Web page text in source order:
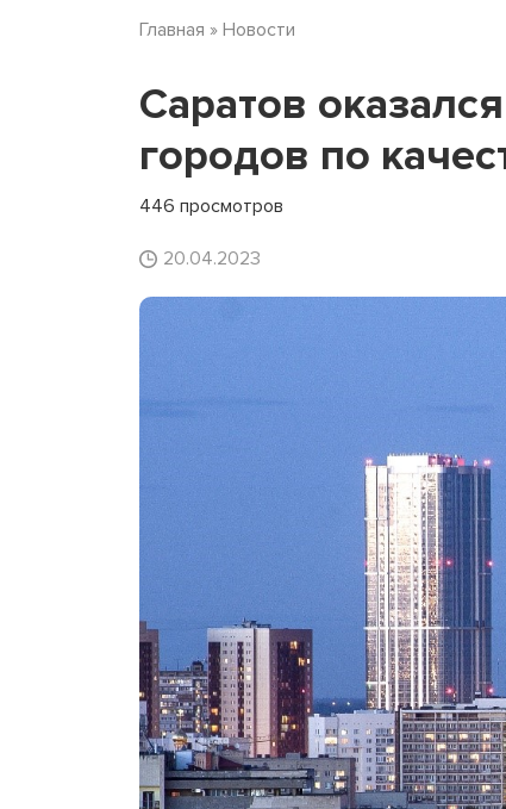
Главная » Новости
Саратов
городов по
446 просмотров
20.04.2023